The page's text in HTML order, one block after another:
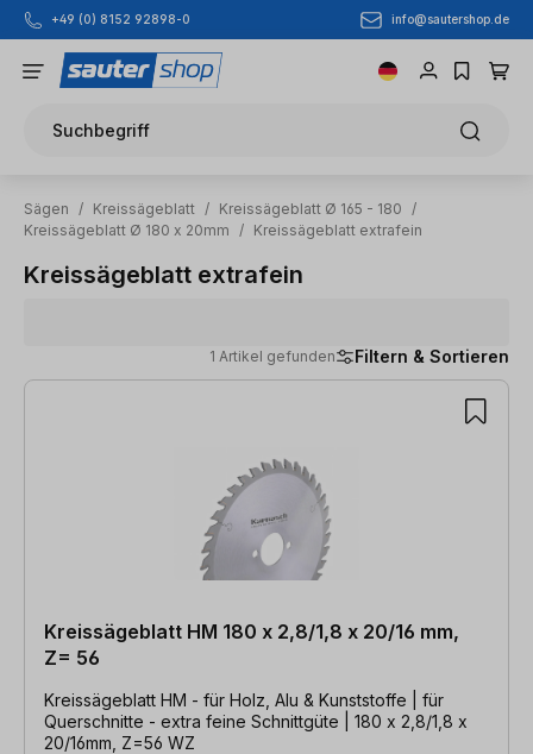
Zum Hauptinhalt springen
+49 (0) 8152 92898-0 info@sautershop.de
Suchbegriff
Sägen / Kreissägeblatt / Kreissägeblatt Ø 165 - 180
/
Kreissägeblatt Ø 180 x 20mm
/ Kreissägeblatt extrafein
Kreissägeblatt extrafein
1 Artikel gefunden Filtern & Sortieren
1 Artikel gefunden
Kreissägeblatt HM 180 x 2,8/1,8 x 20/16 mm,
Z= 56
Kreissägeblatt HM - für Holz, Alu & Kunststoffe | für
Querschnitte - extra feine Schnittgüte | 180 x 2,8/1,8 x
20/16mm, Z=56 WZ